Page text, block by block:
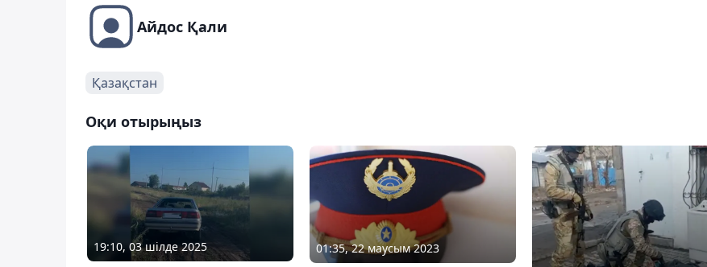
Айдос Қали
Қазақстан
Оқи отырыңыз
19:10, 03 шілде 2025 01:35, 22 маусым 2023